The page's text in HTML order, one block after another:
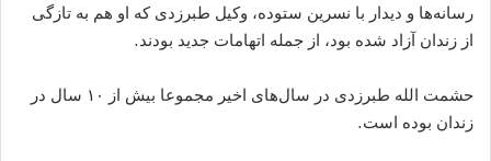
رسانه‌ها و دیدار با نسرین ستوده، وکیل طبرزدی که او هم به تازگی
از زندان آزاد شده بود، از جمله اتهامات جدید بودند.
حشمت الله طبرزدی در سال‌های اخیر مجموعا بیش از ۱۰ سال در
زندان بوده است.